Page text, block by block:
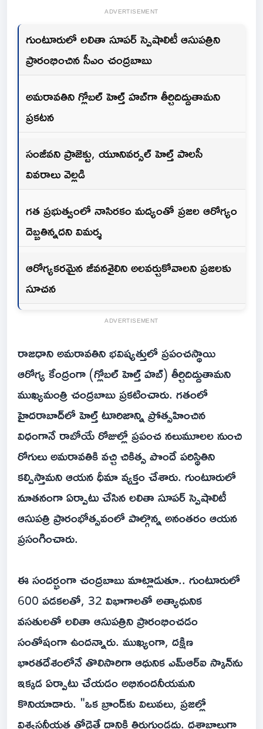
ADVERTISEMENT
గుంటూరులో లలితా సూపర్ స్పెషాలిటీ ఆసుపత్రిని
ప్రారంభించిన సీఎం చంద్రబాబు
అమరావతిని గ్లోబల్ హెల్త్ హబ్‌గా తీర్చిదిద్దుతామని
ప్రకటన
సంజీవని ప్రాజెక్టు, యూనివర్సల్ హెల్త్ పాలసీ
వివరాలు వెల్లడి
గత ప్రభుత్వంలో నాసిరకం మద్యంతో ప్రజల ఆరోగ్యం
దెబ్బతిన్నదని విమర్శ
ఆరోగ్యకరమైన జీవనశైలిని అలవర్చుకోవాలని ప్రజలకు
సూచన
ADVERTISEMENT
రాజధాని అమరావతిని భవిష్యత్తులో ప్రపంచస్థాయి
ఆరోగ్య కేంద్రంగా (గ్లోబల్ హెల్త్ హబ్) తీర్చిదిద్దుతామని
ముఖ్యమంత్రి చంద్రబాబు ప్రకటించారు. గతంలో
హైదరాబాద్‌లో హెల్త్ టూరిజాన్ని ప్రోత్సహించిన
విధంగానే రాబోయే రోజుల్లో ప్రపంచ నలుమూలల నుంచి
రోగులు అమరావతికి వచ్చి చికిత్స పొందే పరిస్థితిని
కల్పిస్తామని ఆయన ధీమా వ్యక్తం చేశారు. గుంటూరులో
నూతనంగా ఏర్పాటు చేసిన లలితా సూపర్ స్పెషాలిటీ
ఆసుపత్రి ప్రారంభోత్సవంలో పాల్గొన్న అనంతరం ఆయన
ప్రసంగించారు.
ఈ సందర్భంగా చంద్రబాబు మాట్లాడుతూ.. గుంటూరులో
600 పడకలతో, 32 విభాగాలతో అత్యాధునిక
వసతులతో లలితా ఆసుపత్రిని ప్రారంభించడం
సంతోషంగా ఉందన్నారు. ముఖ్యంగా, దక్షిణ
భారతదేశంలోనే తొలిసారిగా ఆధునిక ఎమ్ఆర్ఐ స్కాన్‌ను
ఇక్కడ ఏర్పాటు చేయడం అభినందనీయమని
కొనియాడారు. "ఒక బ్రాండ్‌కు విలువలు, ప్రజల్లో
విశ్వసనీయత తోడైతే దానికి తిరుగుండదు. దశాబ్దాలుగా